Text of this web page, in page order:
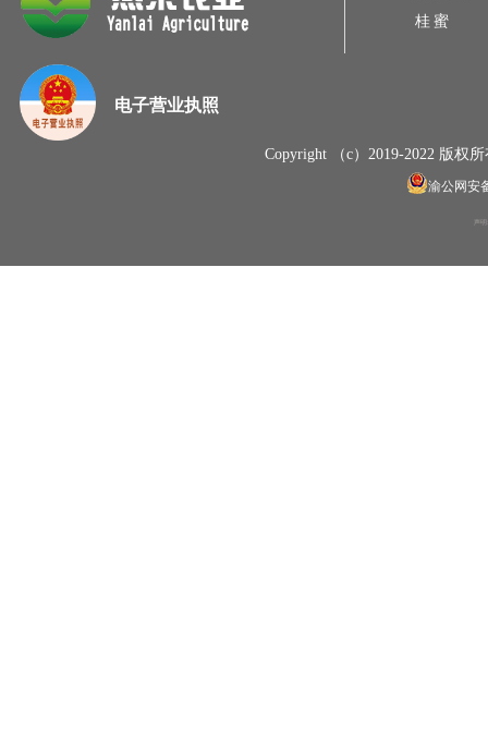
渝公网安
桂蜜
Copyright （c）2019-2022 版权
电子营业执照